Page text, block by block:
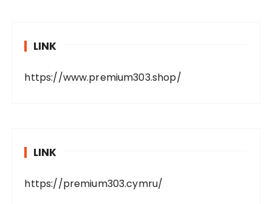
LINK
https://www.premium303.shop/
LINK
https://premium303.cymru/